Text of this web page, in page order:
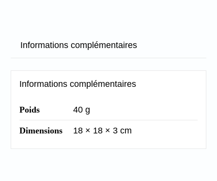
Informations complémentaires
Informations complémentaires
Poids 40 g
Dimensions 18 × 18 × 3 cm